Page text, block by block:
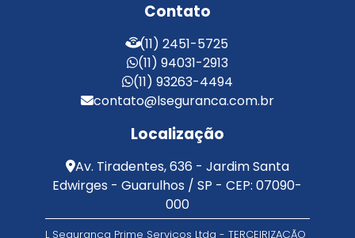
Serviços de Limpeza e Portaria
Terceirização de Facilities
Terceirização de Portaria
Zeladoria de Condomínios
Contato
(11) 2451-5725
(11) 94031-2913
(11) 93263-4494
contato@lseguranca.com.br
Localização
Av. Tiradentes, 636 - Jardim Santa
Edwirges - Guarulhos / SP - CEP: 07090-
000
L Segurança Prime Serviços Ltda - TERCEIRIZAÇÃO